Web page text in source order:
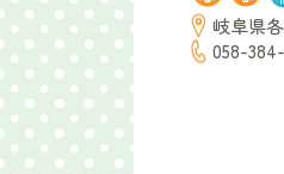
岐阜県
058-